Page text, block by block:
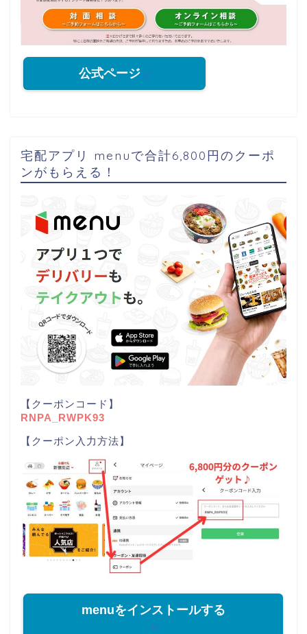
公式ページ
宅配アプリ menuで合計6,800円のクーポ
ンがもらえる！
【クーポンコード】
RNPA_RWPK93
【クーポン入力方法】
menuをインストールする